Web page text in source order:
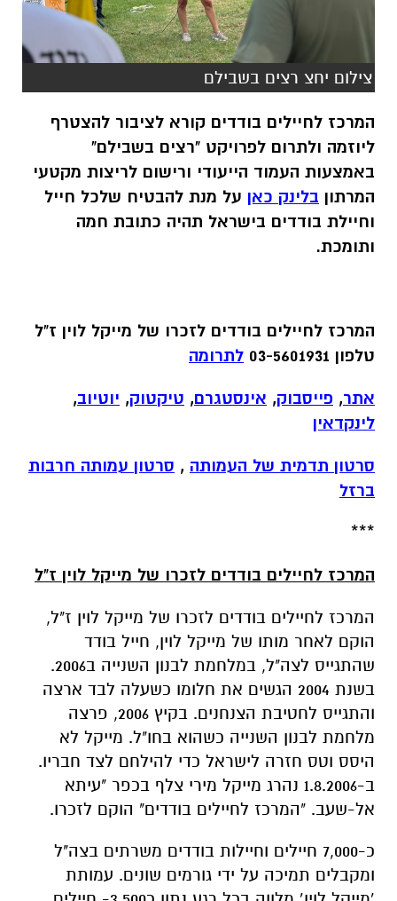
צילום יחצ רצים בשבילם
המרכז לחיילים בודדים קורא לציבור להצטרף
ליוזמה ולתרום לפרויקט "רצים בשבילם"
באמצעות העמוד הייעודי ורישום לריצות מקטעי
המרתון בלינק כאן על מנת להבטיח שלכל חייל
וחיילת בודדים בישראל תהיה כתובת חמה
ותומכת.
המרכז לחיילים בודדים לזכרו של מייקל לוין ז"ל
טלפון 03-5601931
לתרומה
אתר, פייסבוק, אינסטגרם, טיקטוק, יוטיוב,
לינקדאין
סרטון תדמית של העמותה , סרטון עמותה חרבות
ברזל
***
המרכז לחיילים בודדים לזכרו של מייקל לוין ז"ל
המרכז לחיילים בודדים לזכרו של מייקל לוין ז"ל,
הוקם לאחר מותו של מייקל לוין, חייל בודד
שהתגייס לצה"ל, במלחמת לבנון השנייה ב2006.
בשנת 2004 הגשים את חלומו כשעלה לבד ארצה
והתגייס לחטיבת הצנחנים.
בקיץ 2006, פרצה
מלחמת לבנון השנייה כשהוא בחו"ל. מייקל לא
היסס וטס חזרה לישראל כדי להילחם לצד חבריו.
ב-1.8.2006 נהרג מייקל מירי צלף בכפר "עיתא
אל-שעב. "המרכז לחיילים בודדים" הוקם לזכרו.
כ-7,000 חיילים וחיילות בודדים משרתים בצה"ל
ומקבלים תמיכה על ידי גורמים שונים. עמותת